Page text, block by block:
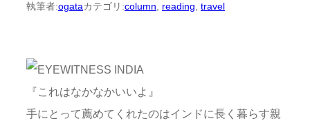
執筆者:ogataカテゴリ:column, reading, travel
『これはなかなかいいよ』
手にとって薦めてくれたのはインドに長く暮らす親